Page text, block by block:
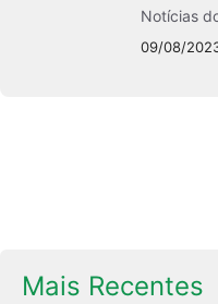
Notícias
09/08/
Mais Recentes